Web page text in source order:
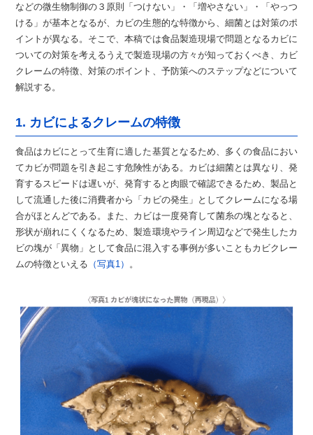
などの微生物制御の３原則「つけない」・「増やさない」・「やっつ
ける」が基本となるが、カビの生態的な特徴から、細菌とは対策のポ
イントが異なる。そこで、本稿では食品製造現場で問題となるカビに
ついての対策を考えるうえで製造現場の方々が知っておくべき、カビ
クレームの特徴、対策のポイント、予防策へのステップなどについて
解説する。
1. カビによるクレームの特徴
食品はカビにとって生育に適した基質となるため、多くの食品におい
てカビが問題を引き起こす危険性がある。カビは細菌とは異なり、発
育するスピードは遅いが、発育すると肉眼で確認できるため、製品と
して流通した後に消費者から「カビの発生」としてクレームになる場
合がほとんどである。また、カビは一度発育して菌糸の塊となると、
形状が崩れにくくなるため、製造環境やライン周辺などで発生したカ
ビの塊が「異物」として食品に混入する事例が多いこともカビクレー
ムの特徴といえる （写真1） 。